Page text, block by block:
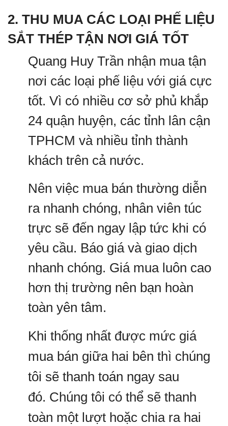
2. THU MUA CÁC LOẠI PHẾ LIỆU
SẮT THÉP TẬN NƠI GIÁ TỐT
Quang Huy Trần nhận mua tận
nơi các loại phế liệu với giá cực
tốt. Vì có nhiều cơ sở phủ khắp
24 quận huyện, các tỉnh lân cận
TPHCM và nhiều tỉnh thành
khách trên cả nước.
Nên việc mua bán thường diễn
ra nhanh chóng, nhân viên túc
trực sẽ đến ngay lập tức khi có
yêu cầu. Báo giá và giao dịch
nhanh chóng. Giá mua luôn cao
hơn thị trường nên bạn hoàn
toàn yên tâm.
Khi thống nhất được mức giá
mua bán giữa hai bên thì chúng
tôi sẽ thanh toán ngay sau
đó. Chúng tôi có thể sẽ thanh
toàn một lượt hoặc chia ra hai